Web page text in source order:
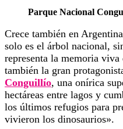
Parque Nacional
Crece también en
solo es el árbol nacional,
representa la memoria
también la gran
Conguillío, una onírica
hectáreas entre lagos y
los últimos refugios para
vivieron los dinosaurios».